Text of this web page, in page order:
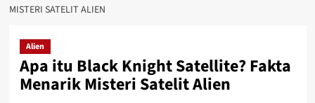
MISTERI SATELIT ALIEN
Alien
Apa itu Black Knight Satellite? Fakta
Menarik Misteri Satelit Alien